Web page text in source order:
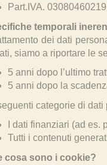
Part.IVA. 03080460219
temporali
dei dati
siamo a riportare le
5 anni dopo l’ultimo
5 anni dopo la
categorie di
I dati finanziari (ad
Tutti i contenuti
cosa sono i cookie?